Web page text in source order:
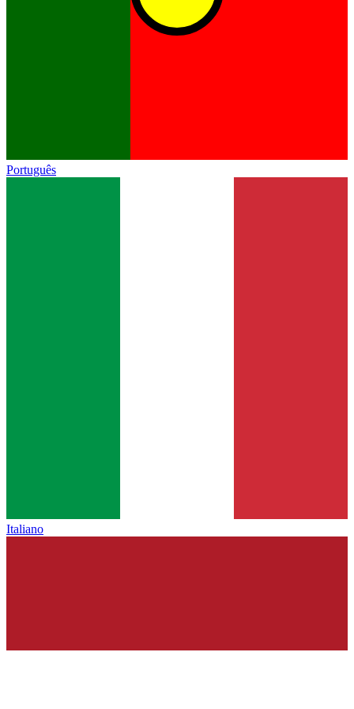
Português
Italiano